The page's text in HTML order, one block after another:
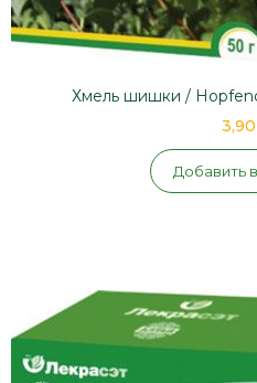
Хмель шишки /
Добавить